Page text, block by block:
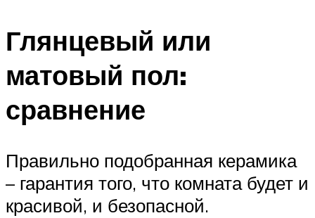
Глянцевый или
матовый пол:
сравнение
Правильно подобранная керамика
– гарантия того, что комната будет и
красивой, и безопасной.